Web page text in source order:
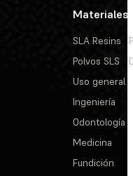
Materiales
SLA Resins
Polvos SLS
Uso general
Ingeniería
Odontología
Medicina
Fundición